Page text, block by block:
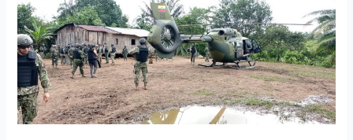
de
Combate
Nro.
22
realizó
vuelos
de